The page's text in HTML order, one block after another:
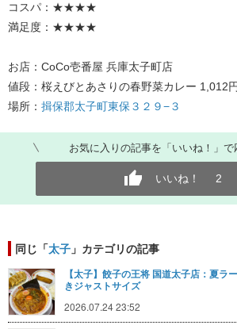
コスパ：★★★★
満足度：★★★★
お店：CoCo壱番屋 兵庫太子町店
値段：桜えびとあさりの春野菜カレー 1,012円
場所： 揖保郡太子町東保３２９−３
お気に入りの記事を「いいね！」で
いいね！ 2
同じ「太子 」カテゴリの記事
【太子】餃子の王将 国道太子店：夏ラ
きジャストサイズ
2026.07.24 23:52